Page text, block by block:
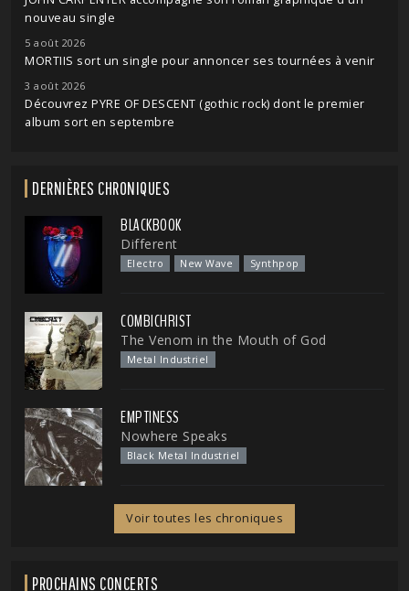
nouveau single
5 août 2026
MORTIIS sort un single pour annoncer ses tournées à venir
3 août 2026
Découvrez PYRE OF DESCENT (gothic rock) dont le premier
album sort en septembre
DERNIÈRES CHRONIQUES
BLACKBOOK
Different
Electro New Wave Synthpop
COMBICHRIST
The Venom in the Mouth of God
Metal Industriel
EMPTINESS
Nowhere Speaks
Black Metal Industriel
Voir toutes les chroniques
PROCHAINS CONCERTS